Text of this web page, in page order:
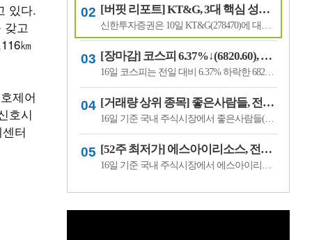
있다.
갖고
㎞
제어
호시
터
[버핏 리포트] KT&G, 3대 핵심 성장 산업·신성장동력 통해 견조한 주가 기대 – 신한
[장마감] 코스피 6.37%↓(6820.60), 코스닥 4.53%↓(791.84)
[거래량 상위 종목] 좋은사람들, 전일비 29.90% ↑... 현재가 530원
[52주 최저가] 에스아이리소스, 전일비 29.78.% ↓... 현재가 125원